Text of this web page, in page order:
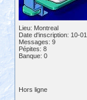
Lieu: Montreal
Date d'inscription: 10-
Messages: 9
Pépites: 8
Banque: 0
Hors ligne